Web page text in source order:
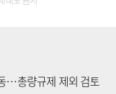
…총량규제 제외 검토